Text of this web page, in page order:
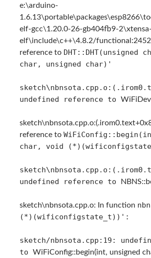
e:\arduino-
elf-gcc\1.20.0-26-gb404fb9-
elf\include\c++\4.8.2/
reference to DHT::DHT(unsigned
char, unsigned char)'
undefined reference to
reference to
char, void
undefined reference to
sketch\nbnsota.cpp.o: In function
(*)(wificonfigstate_t))':
sketch/nbnsota.cpp:19:
to WiFiConfig::begin(int, unsigned